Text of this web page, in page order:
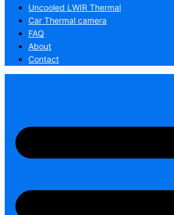
Uncooled LWIR Thermal
Car Thermal camera
FAQ
About
Contact